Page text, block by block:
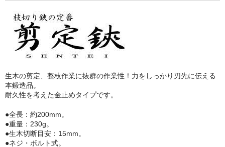
生木の剪定、整枝作業に抜群の作業性！力をしっかり刃先に伝える
本鍛造品。
耐久性を考えた金止めタイプです。
●全長：約200mm。
●重量：230g。
●生木切断目安：15mm。
●ネジ・ボルト式。